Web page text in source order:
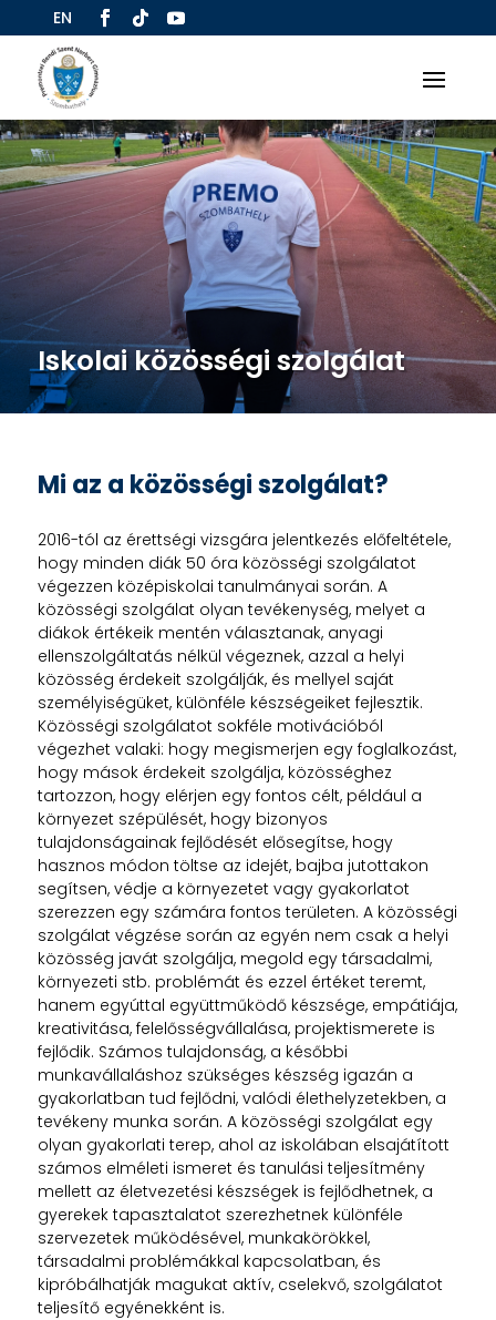
EN
Iskolai közösségi szolgálat
Mi az a közösségi szolgálat?
2016-tól az érettségi vizsgára jelentkezés előfeltétele,
hogy minden diák 50 óra közösségi szolgálatot
végezzen középiskolai tanulmányai során. A
közösségi szolgálat olyan tevékenység, melyet a
diákok értékeik mentén választanak, anyagi
ellenszolgáltatás nélkül végeznek, azzal a helyi
közösség érdekeit szolgálják, és mellyel saját
személyiségüket, különféle készségeiket fejlesztik.
Közösségi szolgálatot sokféle motivációból
végezhet valaki: hogy megismerjen egy foglalkozást,
hogy mások érdekeit szolgálja, közösséghez
tartozzon, hogy elérjen egy fontos célt, például a
környezet szépülését, hogy bizonyos
tulajdonságainak fejlődését elősegítse, hogy
hasznos módon töltse az idejét, bajba jutottakon
segítsen, védje a környezetet vagy gyakorlatot
szerezzen egy számára fontos területen. A közösségi
szolgálat végzése során az egyén nem csak a helyi
közösség javát szolgálja, megold egy társadalmi,
környezeti stb. problémát és ezzel értéket teremt,
hanem egyúttal együttműködő készsége, empátiája,
kreativitása, felelősségvállalása, projektismerete is
fejlődik. Számos tulajdonság, a későbbi
munkavállaláshoz szükséges készség igazán a
gyakorlatban tud fejlődni, valódi élethelyzetekben, a
tevékeny munka során. A közösségi szolgálat egy
olyan gyakorlati terep, ahol az iskolában elsajátított
számos elméleti ismeret és tanulási teljesítmény
mellett az életvezetési készségek is fejlődhetnek, a
gyerekek tapasztalatot szerezhetnek különféle
szervezetek működésével, munkakörökkel,
társadalmi problémákkal kapcsolatban, és
kipróbálhatják magukat aktív, cselekvő, szolgálatot
teljesítő egyénekként is.